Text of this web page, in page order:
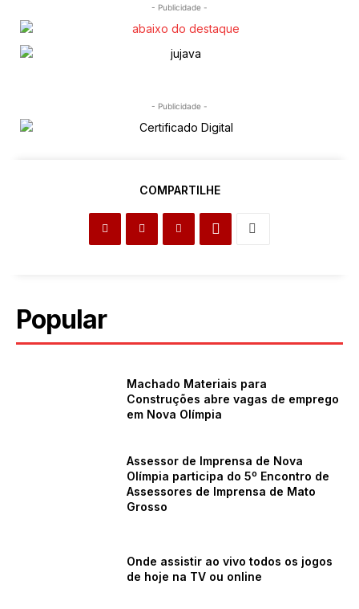
- Publicidade -
- Publicidade -
COMPARTILHE
Popular
Machado Materiais para
Construções abre vagas de emprego
em Nova Olímpia
Assessor de Imprensa de Nova
Olímpia participa do 5º Encontro de
Assessores de Imprensa de Mato
Grosso
Onde assistir ao vivo todos os jogos
de hoje na TV ou online